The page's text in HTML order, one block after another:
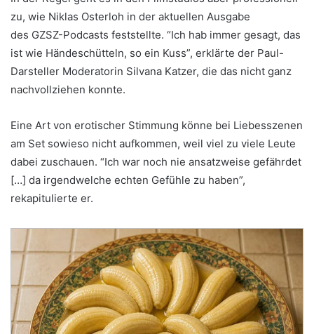
zu, wie Niklas Osterloh in der aktuellen Ausgabe
des GZSZ-Podcasts feststellte. “Ich hab immer gesagt, das
ist wie Händeschütteln, so ein Kuss”, erklärte der Paul-
Darsteller Moderatorin Silvana Katzer, die das nicht ganz
nachvollziehen konnte.
Eine Art von erotischer Stimmung könne bei Liebesszenen
am Set sowieso nicht aufkommen, weil viel zu viele Leute
dabei zuschauen. “Ich war noch nie ansatzweise gefährdet
[…] da irgendwelche echten Gefühle zu haben”,
rekapitulierte er.